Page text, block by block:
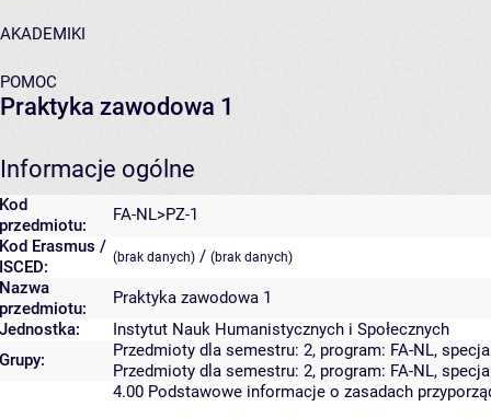
AKADEMIKI
POMOC
Praktyka zawodowa 1
Informacje ogólne
Kod
przedmiotu:
FA-NL>PZ-1
Kod Erasmus /
ISCED:
(brak danych) / (brak danych)
Nazwa
przedmiotu:
Praktyka zawodowa 1
Jednostka:
Instytut Nauk Humanistycznych i Społecznych
Grupy:
Przedmioty dla semestru: 2, program: FA-NL,
Przedmioty dla semestru: 2, program: FA-NL,
4.00 Podstawowe informacje o zasadach